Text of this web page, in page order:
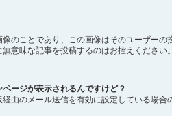
のことであり、この画像はそのユーザー
意味な記事を投稿するのはお控えくださ
ージが表示されるんですけど？
由のメール送信を有効に設定している場